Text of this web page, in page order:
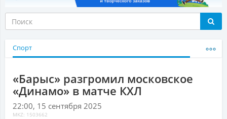
Спорт
«Барыс» разгромил московское
«Динамо» в матче КХЛ
22:00, 15 сентября 2025
MKZ: 1503662